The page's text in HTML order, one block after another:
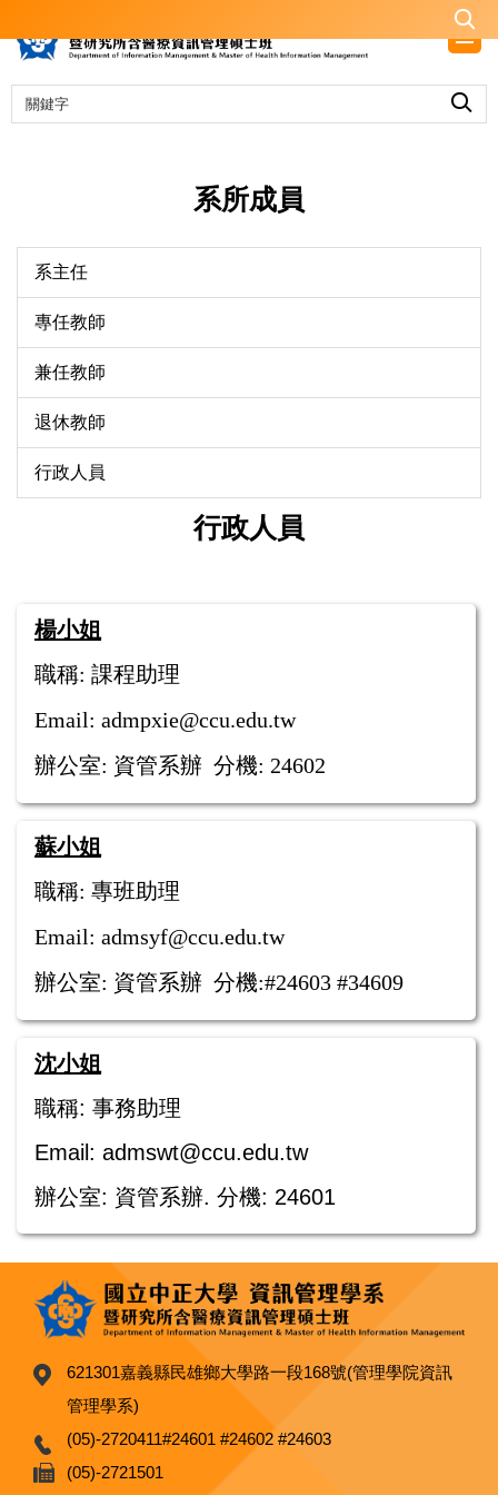
到
要
內
系所成員
系主任
專任教師
兼任教師
退休教師
行政人員
行政人員
楊小姐
職稱: 課程助理
Email: admpxie@ccu.edu.tw
辦公室: 資管系辦 分機: 24602
蘇小姐
職稱: 專班助理
Email: admsyf@ccu.edu.tw
辦公室: 資管系辦 分機:#24603 #34609
沈小姐
職稱: 事務助理
Email: admswt@ccu.edu.tw
辦公室: 資管系辦. 分機: 24601
621301嘉義縣民雄鄉大學路一段168號(管理學院資訊
管理學系)
(05)-2720411#24601 #24602 #24603
(05)-2721501